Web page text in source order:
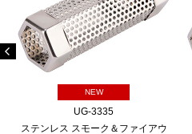
NEW
UG-3335
ステンレス スモーク＆ファイアウ